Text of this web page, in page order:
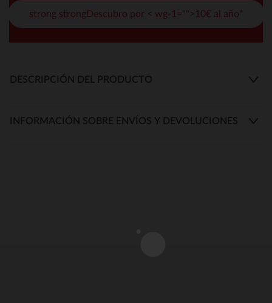
strong strongDescubro por < wg-1="">10€ al año*
DESCRIPCIÓN DEL PRODUCTO
INFORMACIÓN SOBRE ENVÍOS Y DEVOLUCIONES